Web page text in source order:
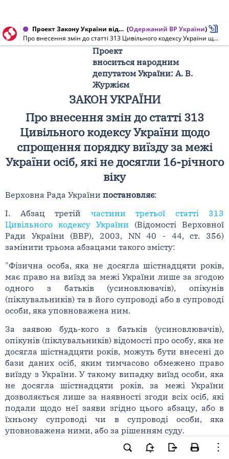
Проект Закону України від 22.06.2017 № 6637 (Одержаний ВР України)
Про внесення змін до статті 313 Цивільного кодексу України щодо спрощення порядку виїзду за межі України осіб, які не досягли 16-річного віку